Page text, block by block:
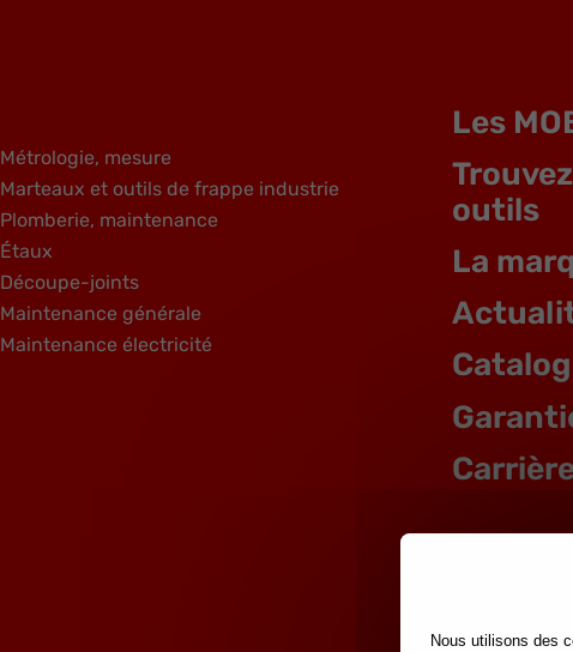
Métrologie, mesure
Marteaux et outils de frappe industrie
Plomberie, maintenance
Étaux
Découpe-joints
Maintenance générale
Maintenance électricité
Les
outils
La
Nous utilisons des